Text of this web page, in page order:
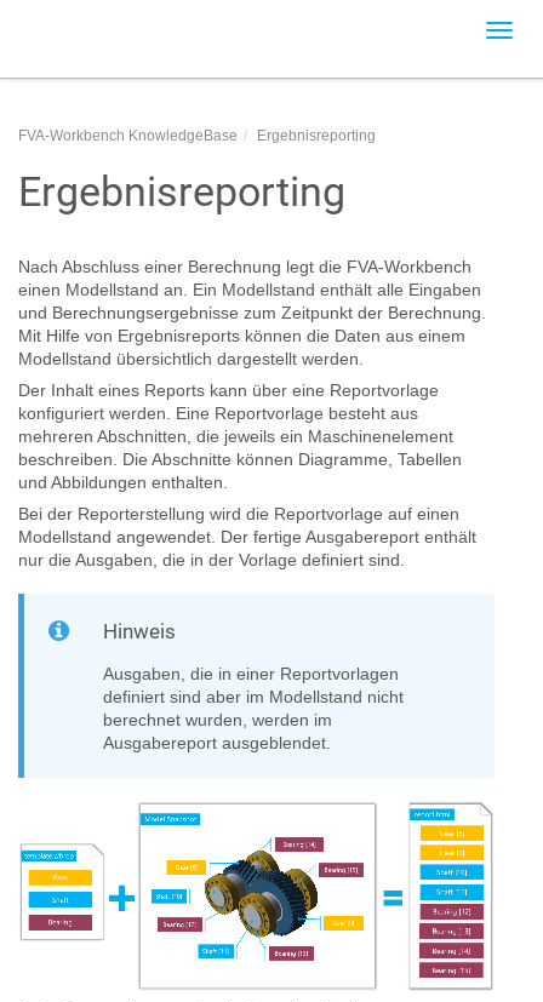
FVA-Workbench KnowledgeBase Ergebnisreporting
Ergebnisreporting
Nach Abschluss einer Berechnung legt die FVA-Workbench
einen Modellstand an. Ein Modellstand enthält alle Eingaben
und Berechnungsergebnisse zum Zeitpunkt der Berechnung.
Mit Hilfe von Ergebnisreports können die Daten aus einem
Modellstand übersichtlich dargestellt werden.
Der Inhalt eines Reports kann über eine Reportvorlage
konfiguriert werden. Eine Reportvorlage besteht aus
mehreren Abschnitten, die jeweils ein Maschinenelement
beschreiben. Die Abschnitte können Diagramme, Tabellen
und Abbildungen enthalten.
Bei der Reporterstellung wird die Reportvorlage auf einen
Modellstand angewendet. Der fertige Ausgabereport enthält
nur die Ausgaben, die in der Vorlage definiert sind.
Hinweis
Ausgaben, die in einer Reportvorlagen
definiert sind aber im Modellstand nicht
berechnet wurden, werden im
Ausgabereport ausgeblendet.